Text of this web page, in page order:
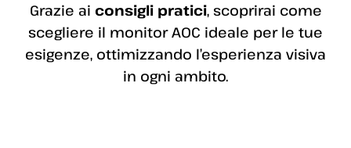
Grazie ai consigli pratici, scoprirai come
scegliere il monitor AOC ideale per le tue
esigenze, ottimizzando l’esperienza visiva
in ogni ambito.